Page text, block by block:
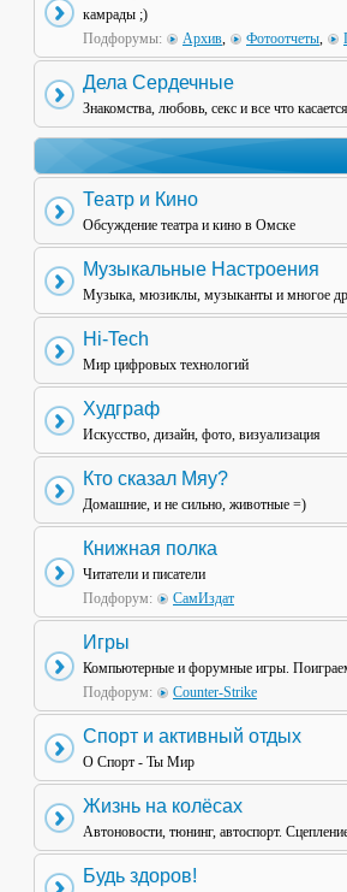
камрады ;)
Подфорумы:
Архив, Фотоотчеты,
Дела Сердечные
Знакомства, любовь, секс и все что
Театр и Кино
Обсуждение театра и кино в Омске
Музыкальные Настроения
Музыка, мюзиклы, музыканты и многое
Hi-Tech
Мир цифровых технологий
Худграф
Искусство, дизайн, фото, визуализация
Кто сказал Мяу?
Домашние, и не сильно, животные =)
Книжная полка
Читатели и писатели
Подфорум:
СамИздат
Игры
Компьютерные и форумные игры.
Подфорум:
Counter-Strike
Спорт и активный отдых
О Спорт - Ты Мир
Жизнь на колёсах
Автоновости, тюнинг, автоспорт.
Будь здоров!